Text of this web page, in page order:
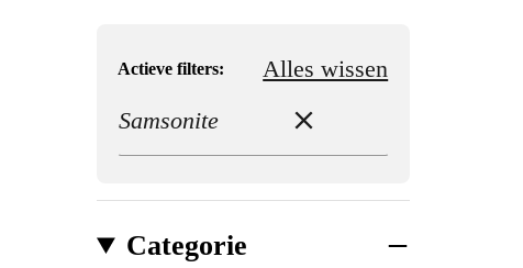
Actieve filters:
Alles wissen
Samsonite
Categorie